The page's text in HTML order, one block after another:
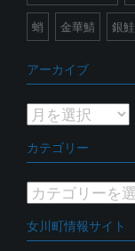
蛸 金華鯖 銀鮭
アーカイブ
ア
カ
イ
ブ
カテゴリー
カ
テ
ゴ
女川町情報サイト